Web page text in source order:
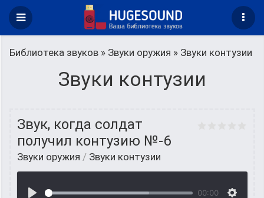
Библиотека звуков » Звуки оружия » Звуки контузии
Звуки контузии
Звук, когда солдат
получил контузию №-6
Звуки оружия / Звуки контузии
00:00